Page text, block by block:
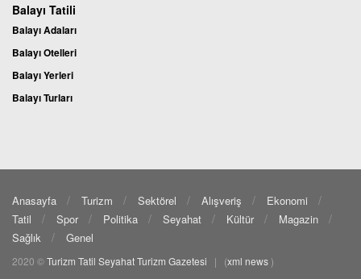
Balayı Tatili
Balayı Adaları
Balayı Otelleri
Balayı Yerleri
Balayı Turları
Anasayfa Turizm Sektörel Alışveriş
Ekonomi
Tatil
Spor Politika Seyahat Kültür
Magazin
Sağlık
Genel
2020 ©Turizm Tatil SeyahatTurizm Gazetesi | (xml news )